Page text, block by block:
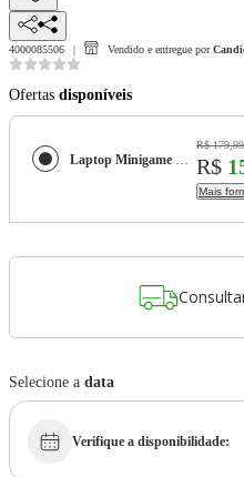
4000085506 Vendido e entregue por
Ofertas disponíveis
Laptop Minigame Notebook Infantil Bilíngue Sonic
R$ 179,99
R$
Mais
Selecione a data
Verifique a disponibilidade: